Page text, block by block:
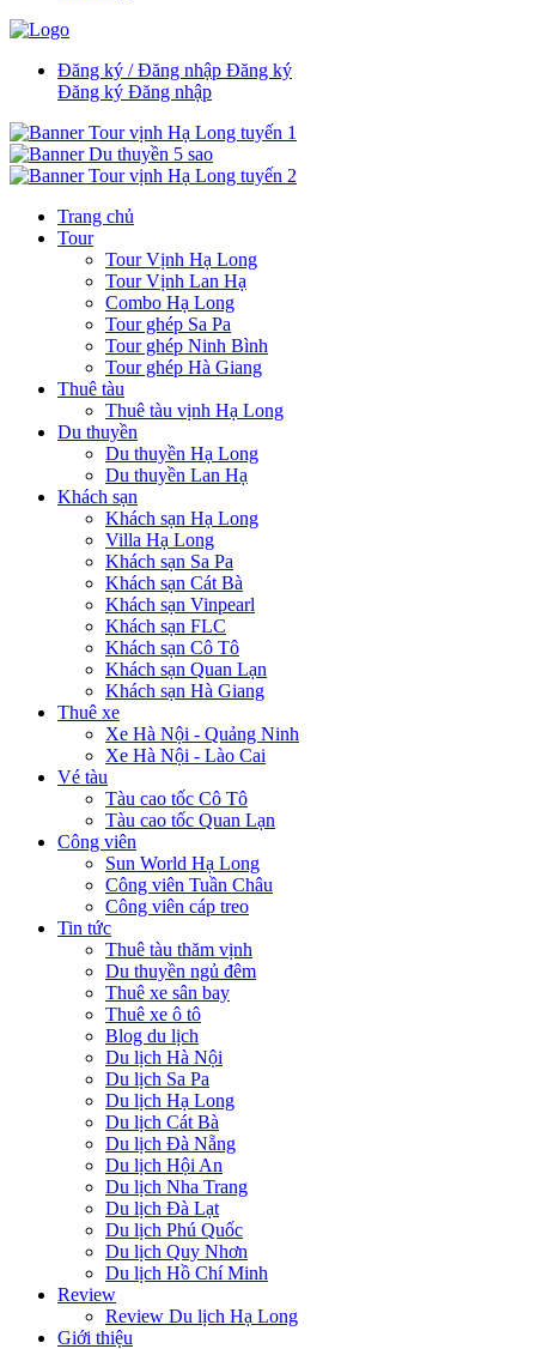
Đăng ký / Đăng nhập Đăng ký
Đăng ký Đăng nhập
Trang chủ
Tour
Tour Vịnh Hạ Long
Tour Vịnh Lan Hạ
Combo Hạ Long
Tour ghép Sa Pa
Tour ghép Ninh Bình
Tour ghép Hà Giang
Thuê tàu
Thuê tàu vịnh Hạ Long
Du thuyền
Du thuyền Hạ Long
Du thuyền Lan Hạ
Khách sạn
Khách sạn Hạ Long
Villa Hạ Long
Khách sạn Sa Pa
Khách sạn Cát Bà
Khách sạn Vinpearl
Khách sạn FLC
Khách sạn Cô Tô
Khách sạn Quan Lạn
Khách sạn Hà Giang
Thuê xe
Xe Hà Nội - Quảng Ninh
Xe Hà Nội - Lào Cai
Vé tàu
Tàu cao tốc Cô Tô
Tàu cao tốc Quan Lạn
Công viên
Sun World Hạ Long
Công viên Tuần Châu
Công viên cáp treo
Tin tức
Thuê tàu thăm vịnh
Du thuyền ngủ đêm
Thuê xe sân bay
Thuê xe ô tô
Blog du lịch
Du lịch Hà Nội
Du lịch Sa Pa
Du lịch Hạ Long
Du lịch Cát Bà
Du lịch Đà Nẵng
Du lịch Hội An
Du lịch Nha Trang
Du lịch Đà Lạt
Du lịch Phú Quốc
Du lịch Quy Nhơn
Du lịch Hồ Chí Minh
Review
Review Du lịch Hạ Long
Giới thiệu